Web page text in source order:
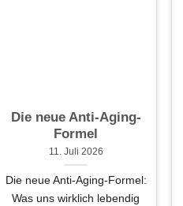
Die neue Anti-Aging-
Formel
11. Juli 2026
Die neue Anti-Aging-Formel:
Was uns wirklich lebendig